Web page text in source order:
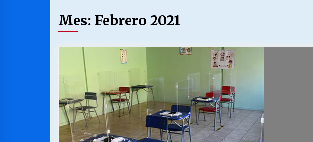
Ya se ordenaron las cuentas de
luz… ¿Y cuándo van a bajar?
MUNICIPALIDAD, TRABAJADORES,
CLIMA LABORAL:
13/07/2026
VOLVER A SER ALTERNATIVA
16/06/2026
Mes: Febrero 2021